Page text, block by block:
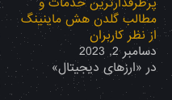
مطالب گلدن هش ماینینگ
از نظر کاربران
دسامبر 2, 2023
در «ارزهای دیجیتال»